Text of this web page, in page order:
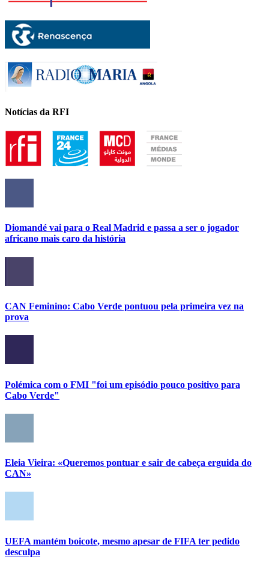
Notícias da RFI
Diomandé vai para o Real Madrid e passa a ser o jogador
africano mais caro da história
CAN Feminino: Cabo Verde pontuou pela primeira vez na
prova
Polémica com o FMI "foi um episódio pouco positivo para
Cabo Verde"
Eleia Vieira: «Queremos pontuar e sair de cabeça erguida do
CAN»
UEFA mantém boicote, mesmo apesar de FIFA ter pedido
desculpa